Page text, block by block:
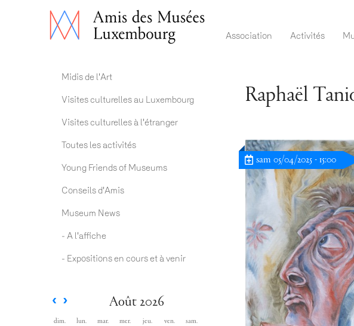
Main navigation
Association Activités
Actualités ADM
Midis de l'Art
Visites culturelles au Luxembourg
Visites culturelles à l'étranger
Toutes les activités
Young Friends of Museums
Conseils d'Amis
Museum News
- A l'affiche
- Expositions en cours et à venir
Août 2026
dim. lun. mar. mer. jeu. ven. sam.
Raphaël
sam 05/04/2025 - 15:00